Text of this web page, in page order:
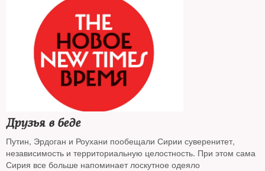
Друзья в беде
Путин, Эрдоган и Роухани пообещали Сирии суверенитет,
независимость и территориальную целостность. При этом сама
Сирия все больше напоминает лоскутное одеяло